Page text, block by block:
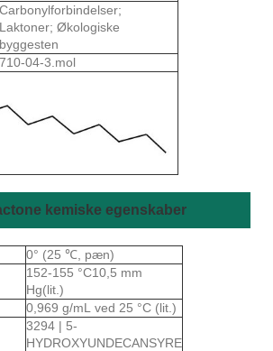
Carbonylforbindelser;
Laktoner; Økologiske
byggesten
710-04-3.mol
kemiske egenskaber
0° (25 ℃, pæn)
152-155 °C10,5 mm
Hg(lit.)
0,969 g/mL ved 25 °C (lit.)
3294 | 5-
HYDROXYUNDECANSYRE